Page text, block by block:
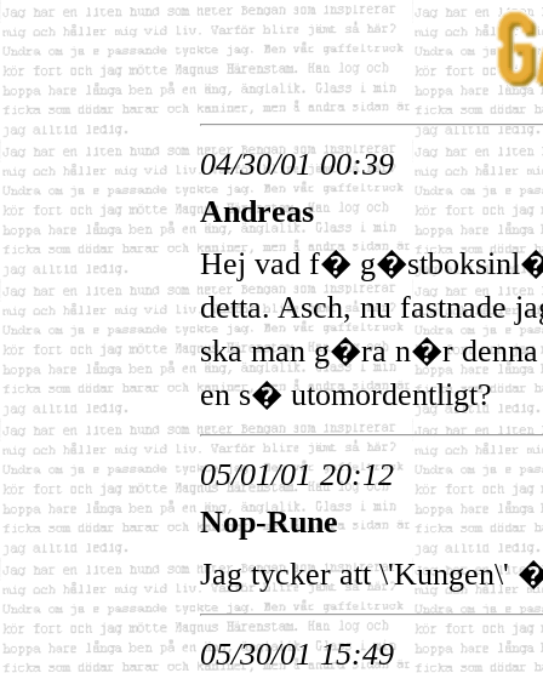
04/30/01 00:39
Andreas
Hej vad f�
detta. Asch, nu
ska man g�ra n�r
en s� utomordentligt?
05/01/01 20:12
Nop-Rune
Jag tycker att \'Kungen\'
05/30/01 15:49